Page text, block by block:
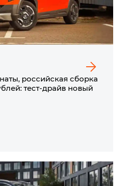
российская сборка
тест-драйв новый